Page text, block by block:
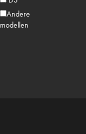
Andere
modellen